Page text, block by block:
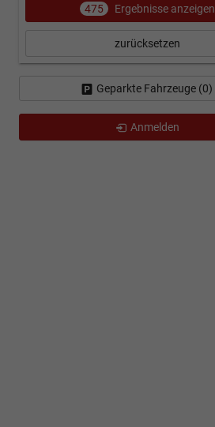
475 Ergebnisse anzeigen
zurücksetzen
Geparkte Fahrzeuge (0)
Anmelden